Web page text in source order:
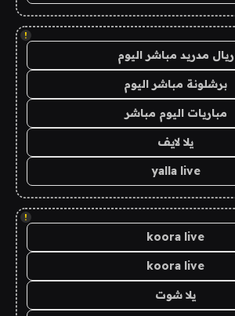
!
ريال مدريد مباشر اليوم
برشلونة مباشر اليوم
مباريات اليوم مباشر
يلا لايف
yalla live
!
koora live
koora live
يلا شوت